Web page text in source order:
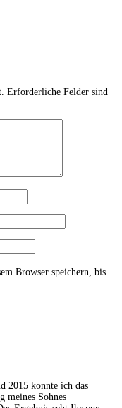
Erforderliche Felder sind
Browser speichern, bis
2015 konnte ich das
meines Sohnes